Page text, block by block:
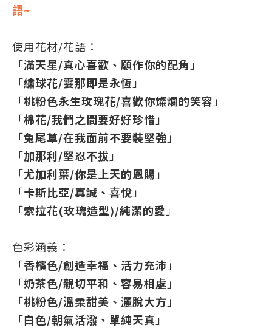
語~
使用花材/花語：
「滿天星/真心喜歡、願作你的配角 」
「繡球花/霎那即是永恆 」
「桃粉色永生玫瑰花/喜歡你燦爛的笑容 」
「棉花/我們之間要好好珍惜 」
「兔尾草/在我面前不要裝堅強 」
「加那利/堅忍不拔 」
「尤加利葉/你是上天的恩賜 」
「卡斯比亞/真誠、喜悅 」
「索拉花(玫瑰造型)/純潔的愛 」
色彩涵義：
「香檳色/創造幸福、活力充沛 」
「奶茶色/親切平和、容易相處 」
「桃粉色/溫柔甜美、灑脫大方 」
「白色/朝氣活潑、單純天真 」